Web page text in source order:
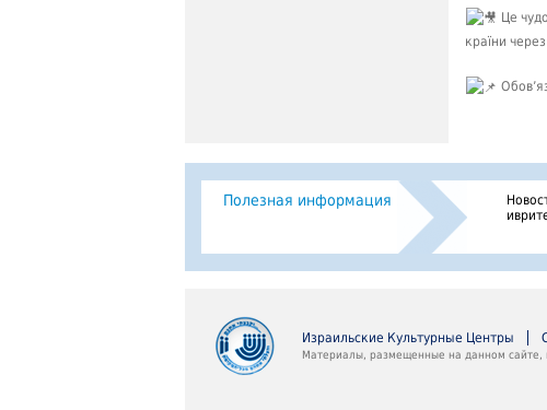
Це
країни
Полезная информация
Израильские Культурные Центры
Материалы, размещенные на данном сайте,